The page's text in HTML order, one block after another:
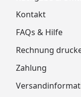
Kontakt
FAQs & Hilfe
Rechnung
Zahlung